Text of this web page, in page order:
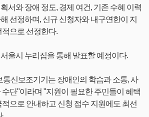
서와 장애 정도, 경제 여건, 기존 수혜 이력
선정하며, 신규 신청자와 내구연한이 지
으로 선정한다.
울시 누리집을 통해 발표할 예정이다.
통신보조기기는 장애인의 학습과 소통, 사
단"이라며 "지원이 필요한 주민들이 혜택
으로 안내하고 신청 접수 지원에도 최선